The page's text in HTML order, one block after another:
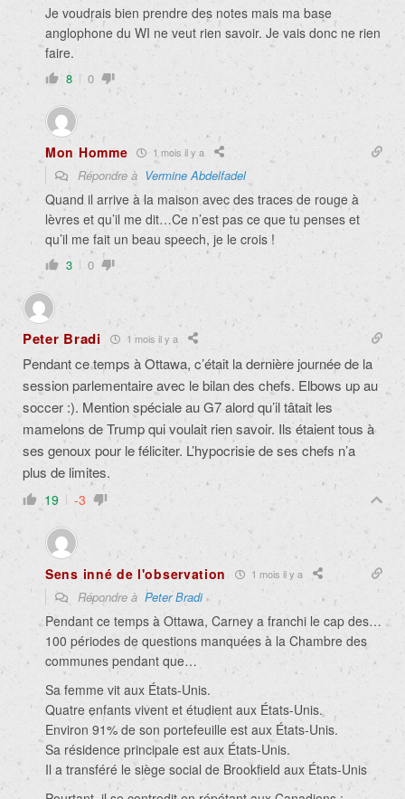
Je voudrais bien prendre des notes mais ma base
anglophone du WI ne veut rien savoir. Je vais donc ne rien
faire.
8 0
Mon Homme 1 mois il y a
Répondre à Vermine Abdelfadel
Quand il arrive à la maison avec des traces de rouge à
lèvres et qu’il me dit…Ce n’est pas ce que tu penses et
qu’il me fait un beau speech, je le crois !
3 0
Peter Bradi 1 mois il y a
Pendant ce temps à Ottawa, c’était la dernière journée de la
session parlementaire avec le bilan des chefs. Elbows up au
soccer :). Mention spéciale au G7 alord qu’il tâtait les
mamelons de Trump qui voulait rien savoir. Ils étaient tous à
ses genoux pour le féliciter. L’hypocrisie de ses chefs n’a
plus de limites.
19 -3
Sens inné de l'observation 1 mois il y a
Répondre à Peter Bradi
Pendant ce temps à Ottawa, Carney a franchi le cap des…
100 périodes de questions manquées à la Chambre des
communes pendant que…
Sa femme vit aux États-Unis.
Quatre enfants vivent et étudient aux États-Unis.
Environ 91% de son portefeuille est aux États-Unis.
Sa résidence principale est aux États-Unis.
Il a transféré le siège social de Brookfield aux États-Unis